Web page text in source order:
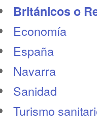
Británicos o
Economí­a
España
Navarra
Sanidad
Turismo